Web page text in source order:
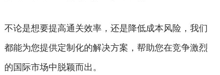
不论是想要提高通关效率，还是降低成本风险，我们
都能为您提供定制化的解决方案，帮助您在竞争激烈
的国际市场中脱颖而出。